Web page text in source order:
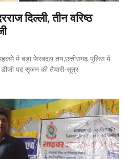
दिल्ली, तीन वरिष्ठ
में बड़ा फेरबदल तय,छत्तीसगढ़ पुलिस में
डीजी पद सृजन की तैयारी-सूत्र